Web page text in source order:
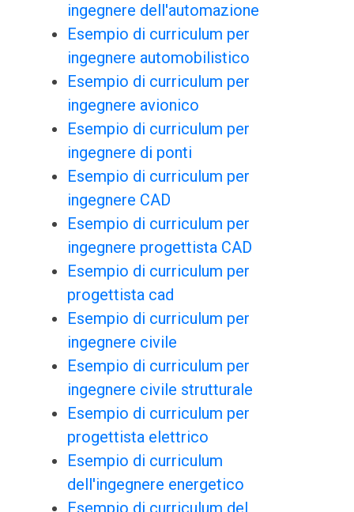
ingegnere dell'automazione
Esempio di curriculum per
ingegnere automobilistico
Esempio di curriculum per
ingegnere avionico
Esempio di curriculum per
ingegnere di ponti
Esempio di curriculum per
ingegnere CAD
Esempio di curriculum per
ingegnere progettista CAD
Esempio di curriculum per
progettista cad
Esempio di curriculum per
ingegnere civile
Esempio di curriculum per
ingegnere civile strutturale
Esempio di curriculum per
progettista elettrico
Esempio di curriculum
dell'ingegnere energetico
Esempio di curriculum del